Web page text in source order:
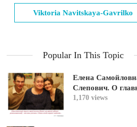
Viktoria Navitskaya-Gavrilko
Popular In This Topic
Елена
Слепович. О
1,170 views